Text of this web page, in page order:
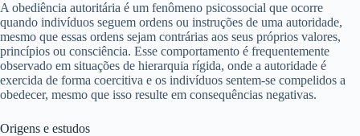
A obediência autoritária é um fenômeno psicossocial que ocorre
quando indivíduos seguem ordens ou instruções de uma autoridade,
mesmo que essas ordens sejam contrárias aos seus próprios valores,
princípios ou consciência. Esse comportamento é frequentemente
observado em situações de hierarquia rígida, onde a autoridade é
exercida de forma coercitiva e os indivíduos sentem-se compelidos a
obedecer, mesmo que isso resulte em consequências negativas.
Origens e estudos